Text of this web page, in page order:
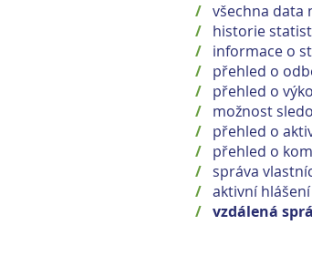
/ všechna data
/ historie
/ informace o
/ přehled o
/ přehled o
/ možnost
/ přehled o
/ přehled o
/ správa
/ aktivní
/ vzdálená